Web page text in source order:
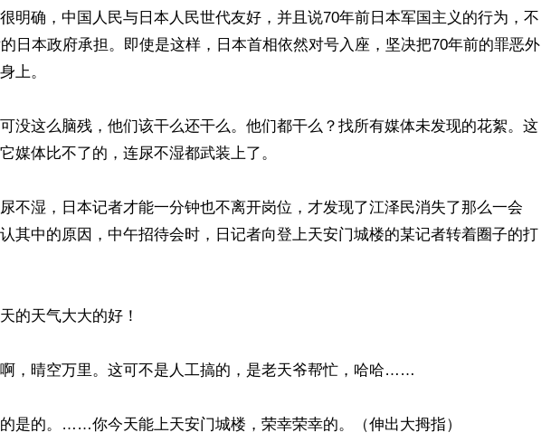
明确，中国人民与日本人民世代友好，并且说70年前日本军国主义的行为，不
日本政府承担。即使是这样，日本首相依然对号入座，坚决把70年前的罪恶外
上。
没这么脑残，他们该干么还干么。他们都干么？找所有媒体未发现的花絮。这
媒体比不了的，连尿不湿都武装上了。
不湿，日本记者才能一分钟也不离开岗位，才发现了江泽民消失了那么一会
其中的原因，中午招待会时，日记者向登上天安门城楼的某记者转着圈子的打
的天气大大的好！
，晴空万里。这可不是人工搞的，是老天爷帮忙，哈哈……
是的。……你今天能上天安门城楼，荣幸荣幸的。（伸出大拇指）